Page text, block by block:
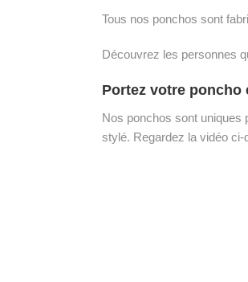
Tous nos ponchos sont
Découvrez les personnes
Portez votre poncho
Nos ponchos sont uniques
stylé. Regardez la vidéo